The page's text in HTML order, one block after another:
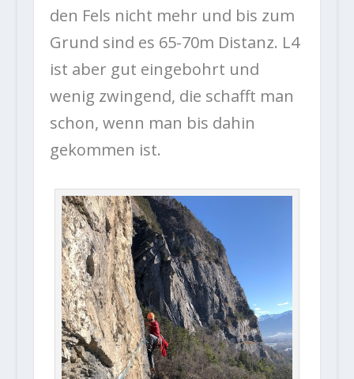
den Fels nicht mehr und bis zum
Grund sind es 65-70m Distanz. L4
ist aber gut eingebohrt und
wenig zwingend, die schafft man
schon, wenn man bis dahin
gekommen ist.